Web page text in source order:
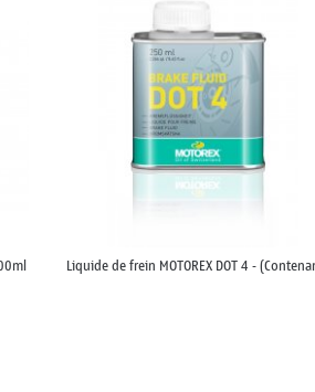
Liquide de frein MOTOREX DOT 4 -